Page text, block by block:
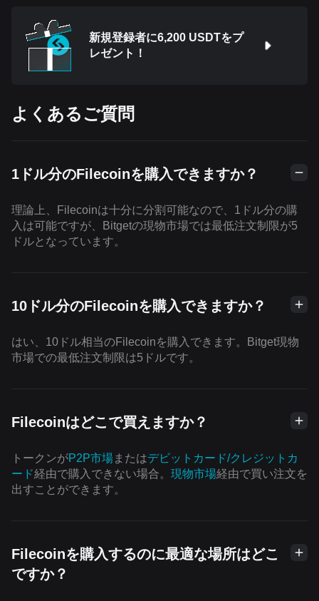
新規登録者に6,200 USDTをプ
レゼント！
よくあるご質問
1ドル分のFilecoinを購入できますか？
理論上、Filecoinは十分に分割可能なので、1ドル分の購
入は可能ですが、Bitgetの現物市場では最低注文制限が5
ドルとなっています。
10ドル分のFilecoinを購入できますか？
はい、10ドル相当のFilecoinを購入できます。Bitget現物
市場での最低注文制限は5ドルです。
Filecoinはどこで買えますか？
トークンがP2P市場またはデビットカード/クレジットカ
ード経由で購入できない場合。 現物市場経由で買い注文を
出すことができます。
Filecoinを購入するのに最適な場所はどこ
ですか？